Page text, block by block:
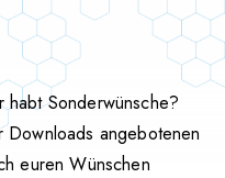
Sonderwünsche?
Downloads angebotenen
euren Wünschen